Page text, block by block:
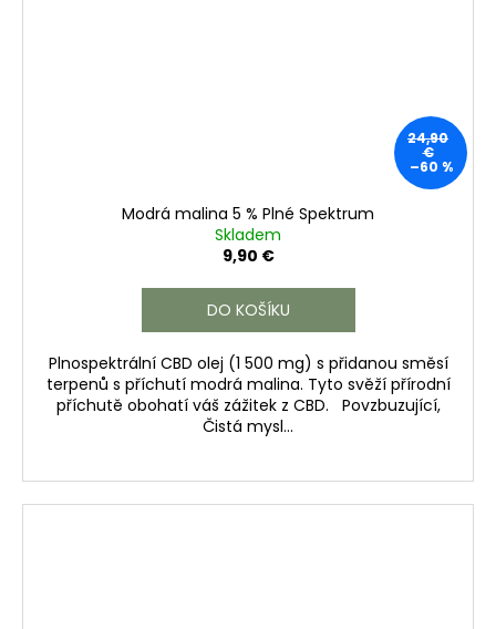
24,90
€
–60 %
Modrá malina 5 % Plné Spektrum
Skladem
9,90 €
DO KOŠÍKU
Plnospektrální CBD olej (1 500 mg) s přidanou směsí
terpenů s příchutí modrá malina. Tyto svěží přírodní
příchutě obohatí váš zážitek z CBD. Povzbuzující,
Čistá mysl...